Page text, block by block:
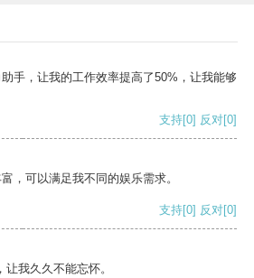
手，让我的工作效率提高了50%，让我能够
支持[0] 反对[0]
，可以满足我不同的娱乐需求。
支持[0] 反对[0]
我久久不能忘怀。